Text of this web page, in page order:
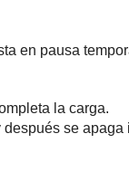
en pausa
la carga.
se